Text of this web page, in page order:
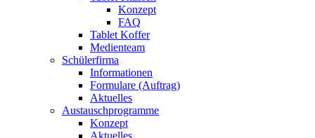
Konzept
FAQ
Tablet Koffer
Medienteam
Schülerfirma
Informationen
Formulare (Auftrag)
Aktuelles
Austauschprogramme
Konzept
Aktuelles